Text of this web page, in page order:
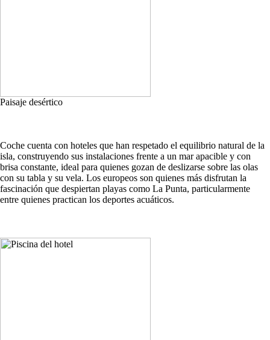
Paisaje desértico
Coche cuenta con hoteles que han respetado el equilibrio natural de la
isla, construyendo sus instalaciones frente a un mar apacible y con
brisa constante, ideal para quienes gozan de deslizarse sobre las olas
con su tabla y su vela. Los europeos son quienes más disfrutan la
fascinación que despiertan playas como La Punta, particularmente
entre quienes practican los deportes acuáticos.